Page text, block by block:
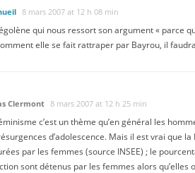
8 mars 2007 at 12 h 08 min
qui nous ressort son argument « parce
elle se fait rattraper par Bayrou, il
Clermont 8 mars 2007 at 12 h 25 min
c’est un thème qu’en général les
d’adolescence. Mais il est vrai que
par les femmes (source INSEE) ; le
sont détenus par les femmes alors qu’elles